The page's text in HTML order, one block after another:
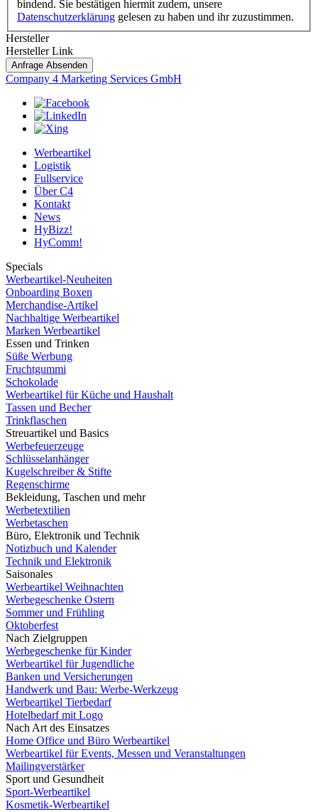
bindend. Sie bestätigen hiermit zudem, unsere
Datenschutzerklärung gelesen zu haben und ihr zuzustimmen.
Hersteller
Postleitzahl
weiter
Veredelungswünsche
Hersteller Link
Anfrage Absenden
Company 4 Marketing Services GmbH
Werbeartikel
Logistik
Fullservice
Über C4
Kontakt
News
HyBizz!
HyComm!
Specials
Werbeartikel-Neuheiten
Onboarding Boxen
Merchandise-Artikel
Nachhaltige Werbeartikel
Marken Werbeartikel
Essen und Trinken
Süße Werbung
Fruchtgummi
Schokolade
Werbeartikel für Küche und Haushalt
Tassen und Becher
Trinkflaschen
Streuartikel und Basics
Werbefeuerzeuge
Schlüsselanhänger
Kugelschreiber & Stifte
Regenschirme
Bekleidung, Taschen und mehr
Werbetextilien
Werbetaschen
Büro, Elektronik und Technik
Notizbuch und Kalender
Technik und Elektronik
Saisonales
Werbeartikel Weihnachten
Werbegeschenke Ostern
Sommer und Frühling
Oktoberfest
Nach Zielgruppen
Werbegeschenke für Kinder
Werbeartikel für Jugendliche
Banken und Versicherungen
Handwerk und Bau: Werbe-Werkzeug
Werbeartikel Tierbedarf
Hotelbedarf mit Logo
Nach Art des Einsatzes
Home Office und Büro Werbeartikel
Werbeartikel für Events, Messen und Veranstaltungen
Mailingverstärker
Sport und Gesundheit
Sport-Werbeartikel
Kosmetik-Werbeartikel